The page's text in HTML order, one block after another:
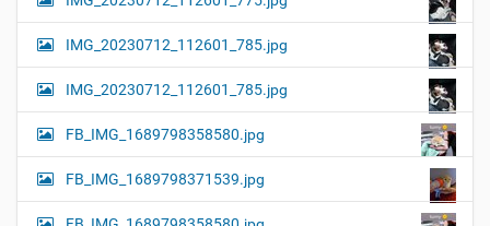
IMG_20230712_112601_785.jpg
IMG_20230712_112601_785.jpg
FB_IMG_1689798358580.jpg
FB_IMG_1689798371539.jpg